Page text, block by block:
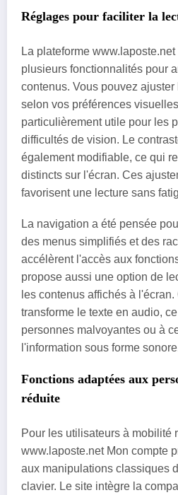
Réglages pour faciliter la
La plateforme
plusieurs fonctionnalités pour
contenus. Vous pouvez
selon vos préférences
particulièrement utile pour les
difficultés de vision. Le
également modifiable, ce qui
distincts sur l'écran. Ces
favorisent une lecture sans
La navigation a été pensée
des menus simplifiés et des
accélèrent l'accès aux
propose aussi une option de
les contenus affichés à
transforme le texte en audio,
personnes malvoyantes ou à
l'information sous forme
Fonctions adaptées aux
réduite
Pour les utilisateurs à mobilité
www.laposte.net Mon compte
aux manipulations classiques
clavier. Le site intègre la